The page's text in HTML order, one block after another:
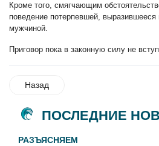
Кроме того, смягчающим
поведение потерпевшей, выразившееся
мужчиной.
Приговор пока в законную силу не
Назад
ПОСЛЕДНИЕ
РАЗЪЯСНЯЕМ